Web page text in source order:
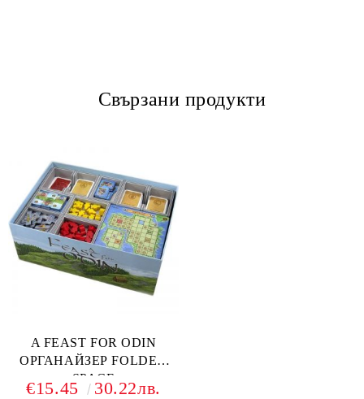
Свързани продукти
A FEAST FOR ODIN
ОРГАНАЙЗЕР FOLDED
SPACE
€15.45 30.22лв.